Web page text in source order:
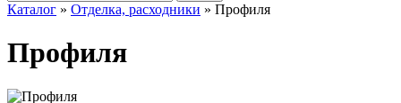
Каталог » Отделка, расходники » Профиля
Профиля